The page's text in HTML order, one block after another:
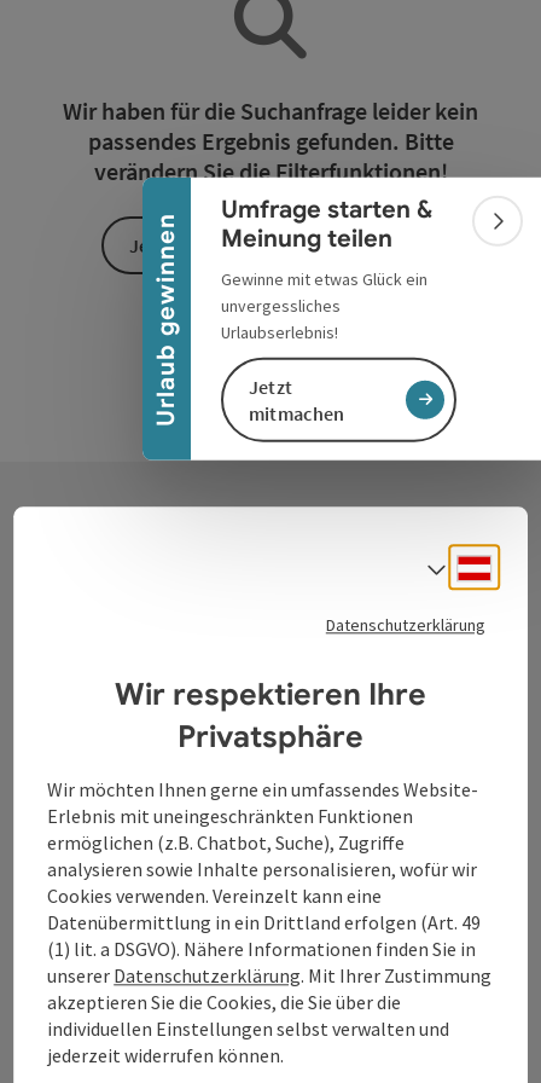
Urlaub gewinnen
Banner einklappen
Umfrage starten &
Meinung teilen
Gewinne mit etwas Glück ein
unvergessliches
Urlaubserlebnis!
Jetzt
mitmachen
Wir haben für die Suchanfrage leider kein
passendes Ergebnis gefunden. Bitte
verändern Sie die Filterfunktionen!
Jetzt alle Filter zurücksetzen
Oberösterreich
WGD Donau Oberösterreich Tourismus
Lindengasse 9
4040 Linz
+43 732 7277 - 888
info@donauregion.at
Fax: +43 732 7277 - 804
Datenschutzerklärung
Wir respektieren Ihre
Privatsphäre
Wir möchten Ihnen gerne ein umfassendes Website-
Erlebnis mit uneingeschränkten Funktionen
ermöglichen (z.B. Chatbot, Suche), Zugriffe
analysieren sowie Inhalte personalisieren, wofür wir
Cookies verwenden. Vereinzelt kann eine
Datenübermittlung in ein Drittland erfolgen (Art. 49
(1) lit. a DSGVO). Nähere Informationen finden Sie in
unserer Datenschutzerklärung. Mit Ihrer Zustimmung
akzeptieren Sie die Cookies, die Sie über die
individuellen Einstellungen selbst verwalten und
jederzeit widerrufen können.